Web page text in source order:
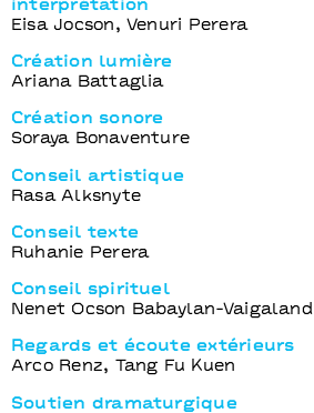
interprétation
Eisa Jocson, Venuri Perera
Création lumière
Ariana Battaglia
Création sonore
Soraya Bonaventure
Conseil artistique
Rasa Alksnyte
Conseil texte
Ruhanie Perera
Conseil spirituel
Nenet Ocson Babaylan-Vaigaland
Regards et écoute extérieurs
Arco Renz, Tang Fu Kuen
Soutien dramaturgique